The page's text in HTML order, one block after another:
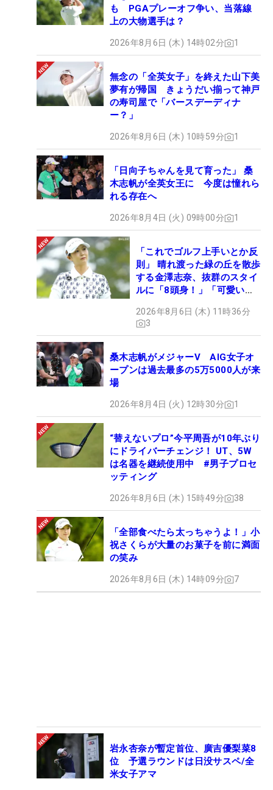
も PGAプレーオフ争い、当落線
上の大物選手は？
2026年8月6日 (木) 14時02分 1
無念の「全英女子」を終えた山下美
夢有が帰国 きょうだい揃って神戸
の寿司屋で「バースデーディナ
ー？」
2026年8月6日 (木) 10時59分 1
「日向子ちゃんを見て育った」 桑
木志帆が全英女王に 今度は憧れら
れる存在へ
2026年8月4日 (火) 09時00分 1
「これでゴルフ上手いとか反
則」 晴れ渡った緑の丘を散歩
する金澤志奈、抜群のスタイ
ルに「8頭身！」「可愛いに
2026年8月6日 (木) 11時36分
3
桑木志帆がメジャーV AIG女子オ
ープンは過去最多の5万5000人が来
場
2026年8月4日 (火) 12時30分 1
“替えないプロ”今平周吾が10年ぶり
にドライバーチェンジ！ UT、5W
は名器を継続使用中 #男子プロセ
ッティング
2026年8月6日 (木) 15時49分 38
「全部食べたら太っちゃうよ！」小
祝さくらが大量のお菓子を前に満面
の笑み
2026年8月6日 (木) 14時09分 7
岩永杏奈が暫定首位、廣吉優梨菜8
位 予選ラウンドは日没サスペ/全
米女子アマ